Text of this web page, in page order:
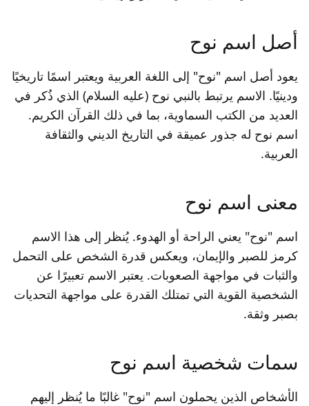
أصل اسم نوح
يعود أصل اسم "نوح" إلى اللغة العربية ويعتبر اسمًا تاريخيًا
ودينيًا. الاسم يرتبط بالنبي نوح (عليه السلام) الذي ذُكر في
العديد من الكتب السماوية، بما في ذلك القرآن الكريم.
اسم نوح له جذور عميقة في التاريخ الديني والثقافة
العربية.
معنى اسم نوح
اسم "نوح" يعني الراحة أو الهدوء. يُنظر إلى هذا الاسم
كرمز للصبر والإيمان، ويعكس قدرة الشخص على التحمل
والثبات في مواجهة الصعوبات. يعتبر الاسم تعبيرًا عن
الشخصية القوية التي تمتلك القدرة على مواجهة التحديات
بصبر وثقة.
سمات شخصية اسم نوح
الأشخاص الذين يحملون اسم "نوح" غالبًا ما يُنظر إليهم